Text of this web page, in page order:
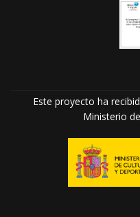
Este proyecto ha
Ministerio